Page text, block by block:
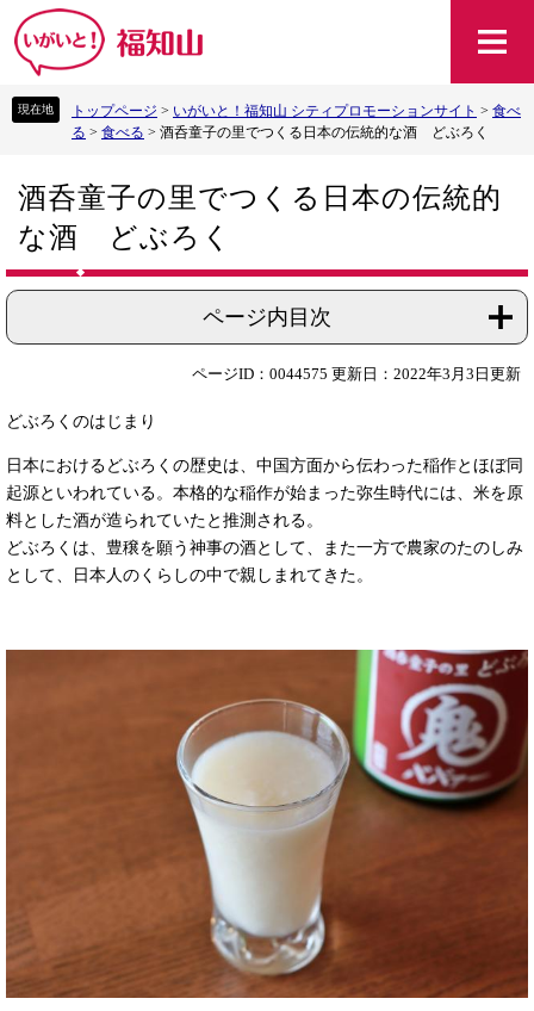
ー
ニ
へ
トップページ > いがいと！福知山 シティプロモーションサイト > 食べ
る > 食べる > 酒呑童子の里でつくる日本の伝統的な酒 どぶろく
文酒呑童子の里でつくる日本の伝統的
な酒 どぶろく
ページ内目次
ページID：0044575 更新日：2022年3月3日更新
どぶろくのはじまり
日本におけるどぶろくの歴史は、中国方面から伝わった稲作とほぼ同
起源といわれている。本格的な稲作が始まった弥生時代には、米を原
料とした酒が造られていたと推測される。
どぶろくは、豊穣を願う神事の酒として、また一方で農家のたのしみ
として、日本人のくらしの中で親しまれてきた。